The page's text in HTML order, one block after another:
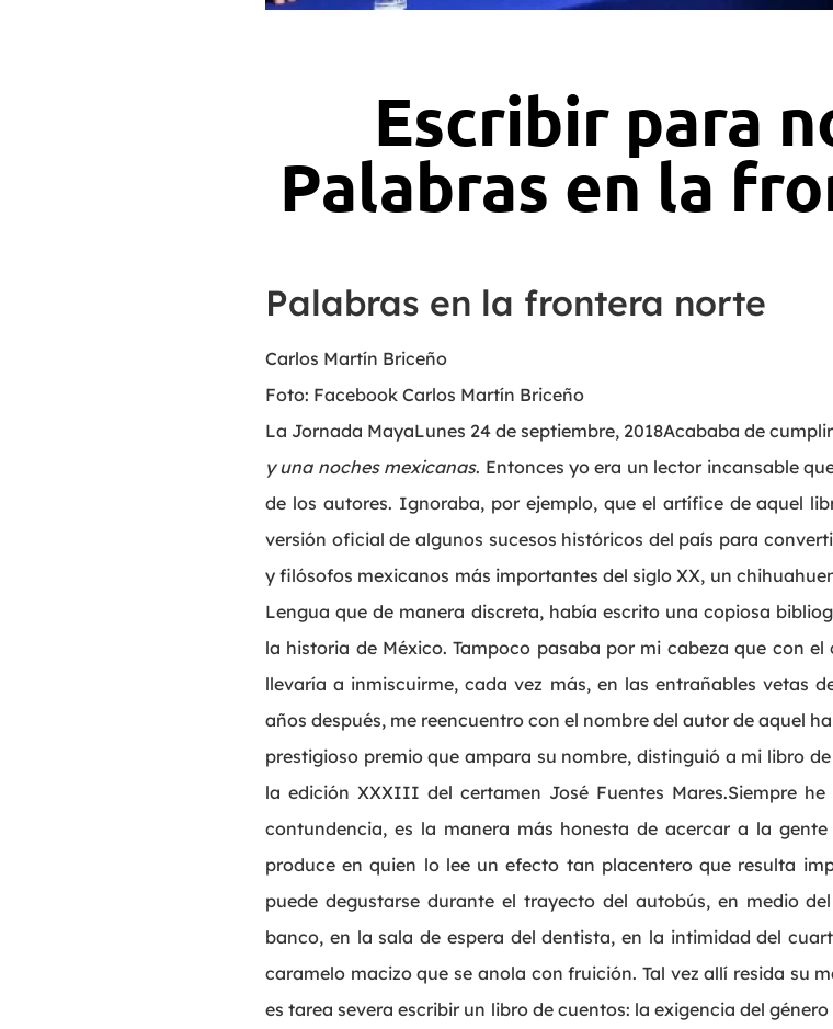
Escribir para
Palabras en la
Palabras en la frontera norte
Carlos Martín Briceño
Foto: Facebook Carlos Martín Briceño
La Jornada MayaLunes 24 de septiembre, 2018Acababa de
y una noches mexicanas. Entonces yo era un lector incansable
de los autores. Ignoraba, por ejemplo, que el artífice de aquel
versión oficial de algunos sucesos históricos del país para
y filósofos mexicanos más importantes del siglo XX, un
Lengua que de manera discreta, había escrito una copiosa
la historia de México. Tampoco pasaba por mi cabeza que con
llevaría a inmiscuirme, cada vez más, en las entrañables vetas
años después, me reencuentro con el nombre del autor de aquel
prestigioso premio que ampara su nombre, distinguió a mi libro
la edición XXXIII del certamen José Fuentes Mares.Siempre
contundencia, es la manera más honesta de acercar a la
produce en quien lo lee un efecto tan placentero que resulta
puede degustarse durante el trayecto del autobús, en medio
banco, en la sala de espera del dentista, en la intimidad del
caramelo macizo que se anola con fruición. Tal vez allí resida su
es tarea severa escribir un libro de cuentos: la exigencia del